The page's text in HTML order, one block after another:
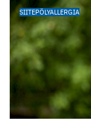
SIITEPÖLYALLERGIA